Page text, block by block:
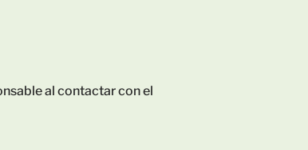
al contactar con el